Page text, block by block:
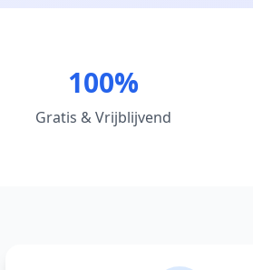
100%
Gratis & Vrijblijvend